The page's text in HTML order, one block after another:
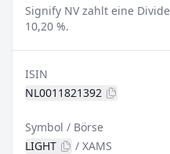
Signify NV zahlt eine
10,20 %.
ISIN
NL0011821392
Symbol / Börse
LIGHT
/ XAMS